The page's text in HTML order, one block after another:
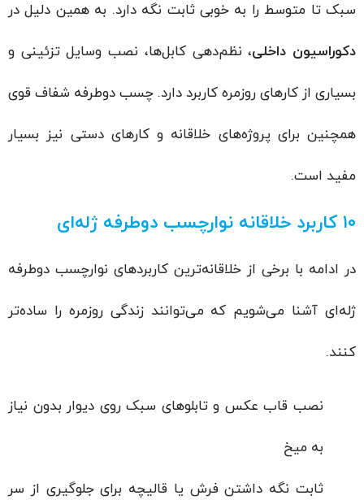
سبک تا متوسط را به خوبی ثابت نگه دارد. به همین دلیل در
دکوراسیون داخلی، نظم‌دهی کابل‌ها، نصب وسایل تزئینی و
بسیاری از کارهای روزمره کاربرد دارد. چسب دوطرفه شفاف قوی
همچنین برای پروژه‌های خلاقانه و کارهای دستی نیز بسیار
مفید است.
۱۰ کاربرد خلاقانه نوارچسب دوطرفه ژله‌ای
در ادامه با برخی از خلاقانه‌ترین کاربردهای نوارچسب دوطرفه
ژله‌ای آشنا می‌شویم که می‌توانند زندگی روزمره را ساده‌تر
کنند.
نصب قاب عکس و تابلوهای سبک روی دیوار بدون نیاز
به میخ
ثابت نگه داشتن فرش یا قالیچه برای جلوگیری از سر